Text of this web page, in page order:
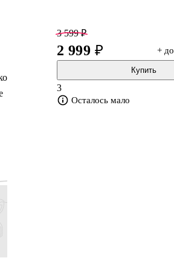
3 599 ₽
2 999 ₽ + до
Купить
3
Осталось мало